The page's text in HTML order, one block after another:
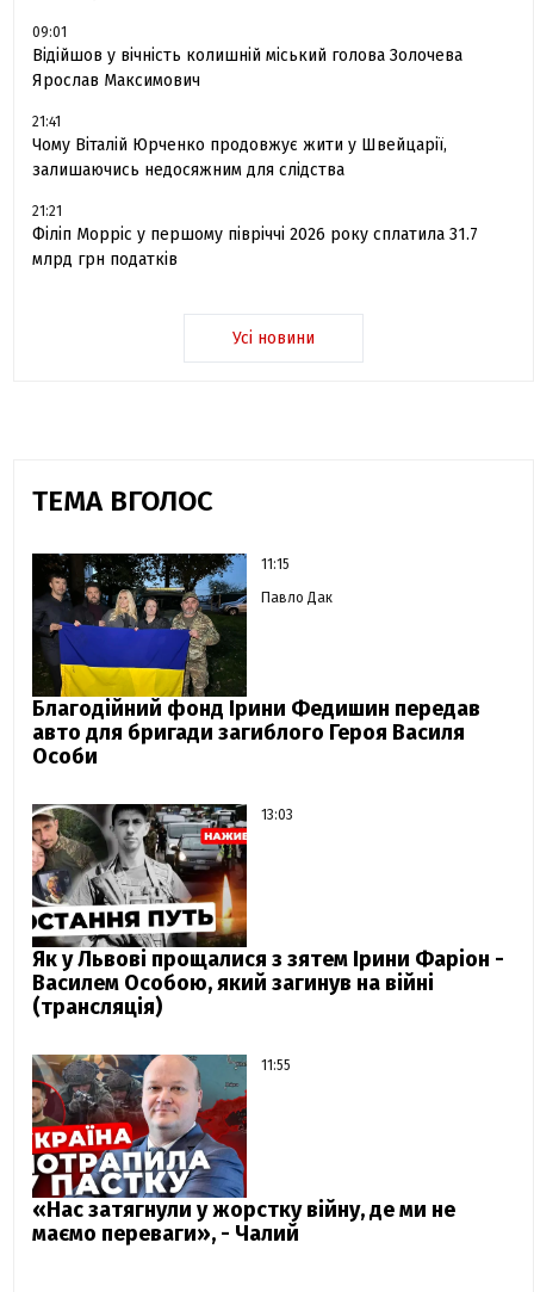
09:01
Відійшов у вічність колишній міський голова Золочева
Ярослав Максимович
21:41
Чому Віталій Юрченко продовжує жити у Швейцарії,
залишаючись недосяжним для слідства
21:21
Філіп Морріс у першому півріччі 2026 року сплатила 31.7
млрд грн податків
Усі новини
ТЕМА ВГОЛОС
11:15
Павло Дак
Благодійний фонд Ірини Федишин передав
авто для бригади загиблого Героя Василя
Особи
13:03
Як у Львові прощалися з зятем Ірини Фаріон -
Василем Особою, який загинув на війні
(трансляція)
11:55
«Нас затягнули у жорстку війну, де ми не
маємо переваги», - Чалий